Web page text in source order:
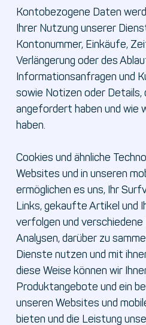
Kontobezogene Daten
Ihrer Nutzung unserer
Kontonummer, Einkäufe,
Verlängerung oder des
Informationsanfragen und
sowie Notizen oder Details,
angefordert haben und wie
haben.
Cookies und ähnliche
Websites und in unseren
ermöglichen es uns, Ihr
Links, gekaufte Artikel und
verfolgen und verschiedene
Analysen, darüber zu
Dienste nutzen und mit
diese Weise können wir
Produktangebote und ein
unseren Websites und
bieten und die Leistung